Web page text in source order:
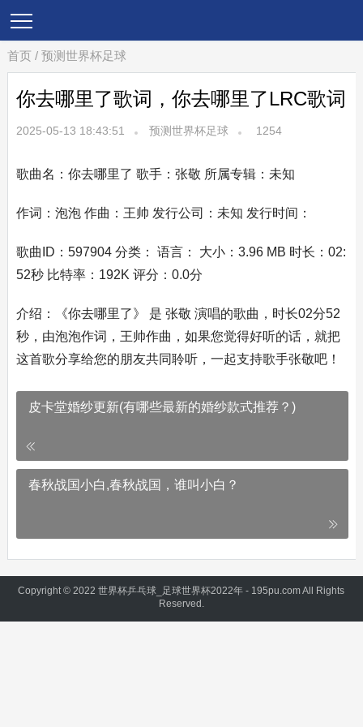
首页 / 预测世界杯足球
你去哪里了歌词，你去哪里了LRC歌词
2025-05-13 18:43:51 预测世界杯足球 1254
歌曲名：你去哪里了 歌手：张敬 所属专辑：未知
作词：泡泡 作曲：王帅 发行公司：未知 发行时间：
歌曲ID：597904 分类： 语言： 大小：3.96 MB 时长：02:
52秒 比特率：192K 评分：0.0分
介绍：《你去哪里了》 是 张敬 演唱的歌曲，时长02分52
秒，由泡泡作词，王帅作曲，如果您觉得好听的话，就把
这首歌分享给您的朋友共同聆听，一起支持歌手张敬吧！
皮卡堂婚纱更新(有哪些最新的婚纱款式推荐？)
春秋战国小白,春秋战国，谁叫小白？
Copyright © 2022 世界杯乒乓球_足球世界杯2022年 - 195pu.com All Rights
Reserved.